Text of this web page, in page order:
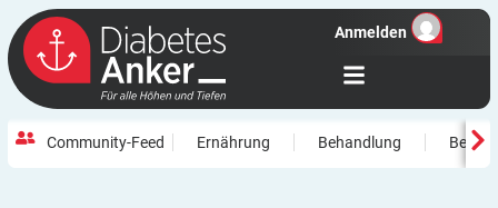
Anmelden
Community-Feed Ernährung Behandlung